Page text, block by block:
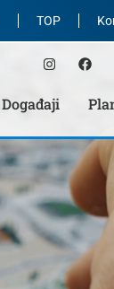
TOP
Događaji